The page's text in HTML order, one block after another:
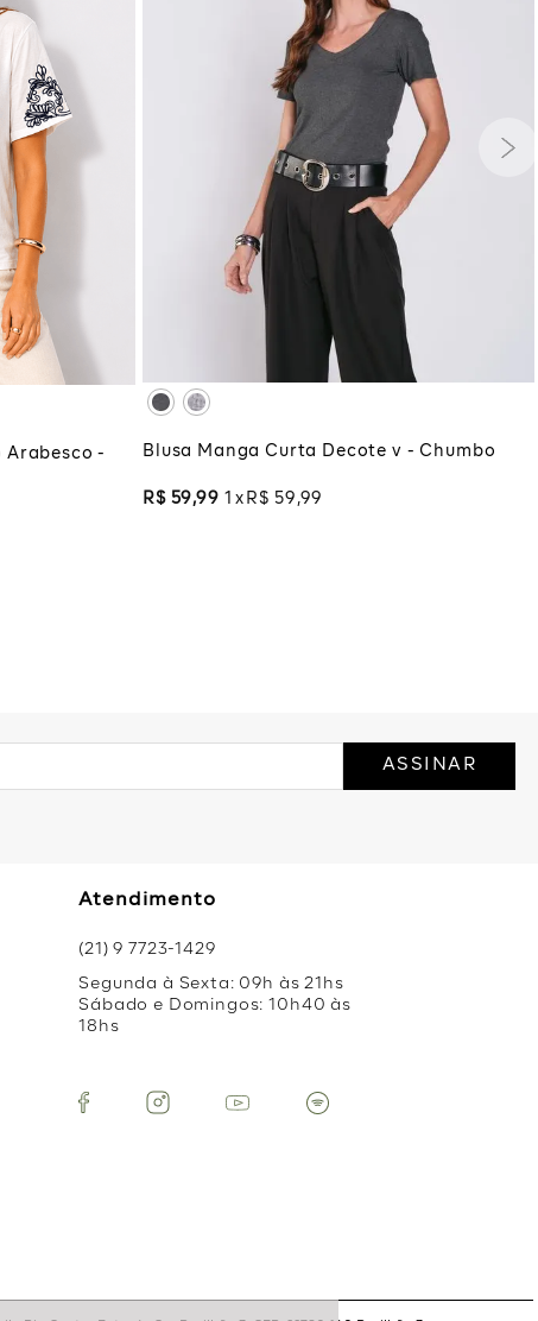
Arabesco -
G
P
XGG
ADICIONAR À SACOLA
Blusa Manga Curta Decote v - Chumbo
R$ 59,99 1 R$ 59 ,99
ASSINAR
Atendimento
(21) 9 7723-1429
Segunda à Sexta: 09h às 21hs
Sábado e Domingos: 10h40 às
18hs